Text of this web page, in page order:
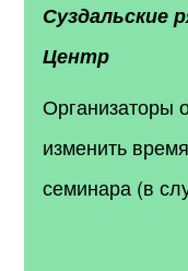
Суздальские
Центр
Организаторы
изменить
семинара (в